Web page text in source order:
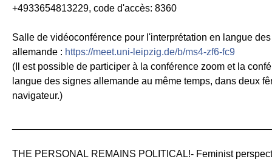
+4933654813229, code d'accès: 8360
Salle de vidéoconférence pour l'interprétation en langue
allemande : https://meet.uni-leipzig.de/b/ms4-zf6-fc9
(Il est possible de participer à la conférence zoom et la
langue des signes allemande au même temps, dans deux
navigateur.)
THE PERSONAL REMAINS POLITICAL!- Feminist